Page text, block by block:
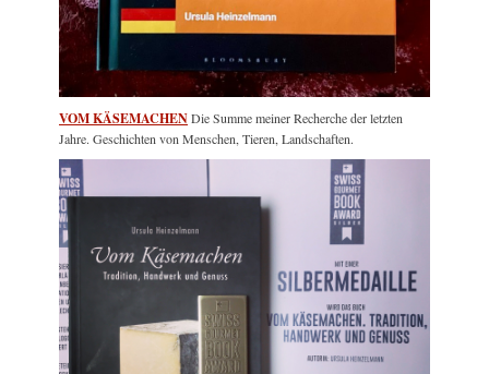
VOM KÄSEMACHENDie Summe meiner Recherche der letzten
Jahre. Geschichten von Menschen, Tieren, Landschaften.